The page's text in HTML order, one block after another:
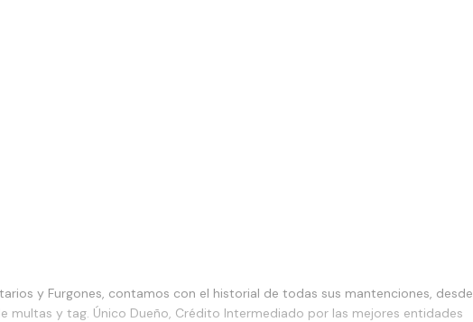
y Furgones, contamos con el historial de todas sus mantenciones, desde
multas y tag. Único Dueño, Crédito Intermediado por las mejores entidades